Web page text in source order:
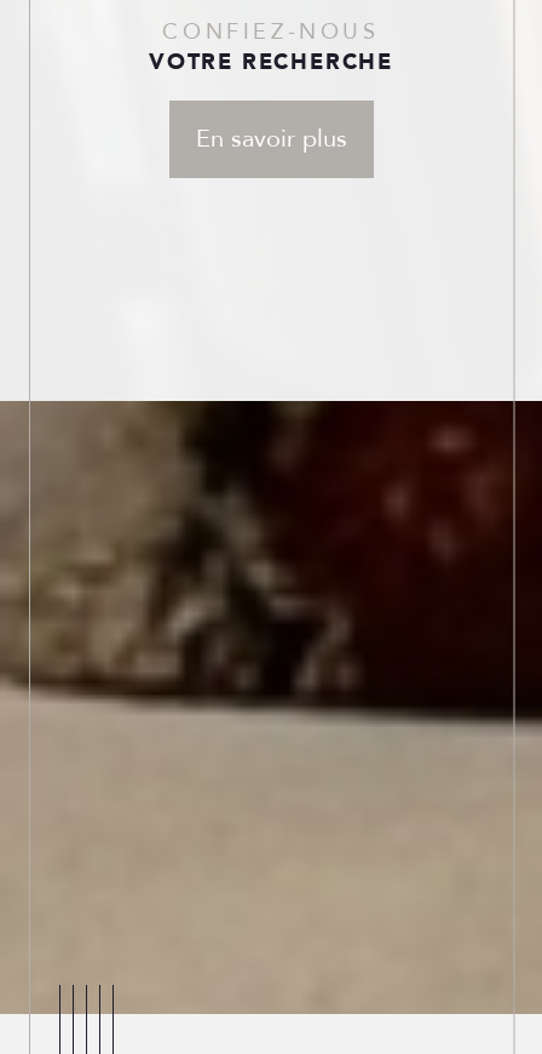
CONFIEZ-NOUS
VOTRE RECHERCHE
En savoir plus